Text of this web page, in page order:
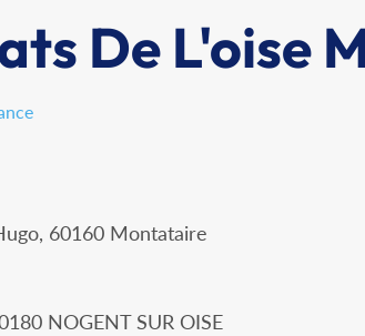
De L'oise
60160 Montataire
NOGENT SUR OISE